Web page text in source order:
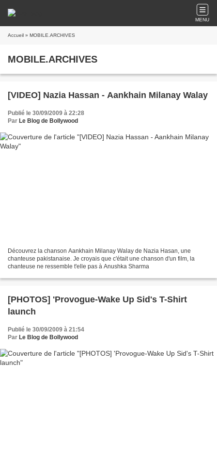
MENU
Accueil » MOBILE.ARCHIVES
MOBILE.ARCHIVES
[VIDEO] Nazia Hassan - Aankhain Milanay Walay
Publié le 30/09/2009 à 22:28
Par Le Blog de Bollywood
Découvrez la chanson Aankhain Milanay Walay de Nazia Hasan, une
chanteuse pakistanaise. Je croyais que c'était une chanson d'un film, la
chanteuse ne ressemble t'elle pas à Anushka Sharma
[PHOTOS] 'Provogue-Wake Up Sid's T-Shirt
launch
Publié le 30/09/2009 à 21:54
Par Le Blog de Bollywood